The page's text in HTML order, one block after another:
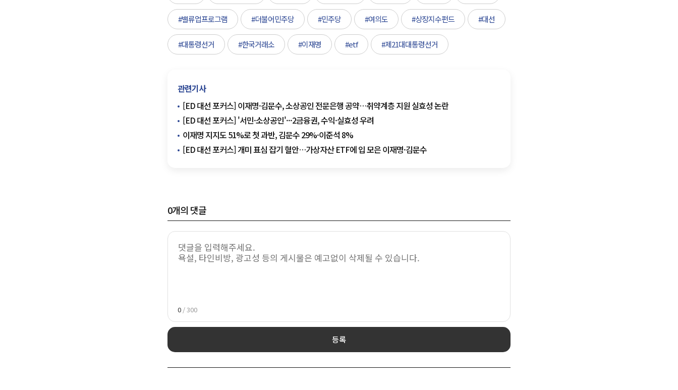
#밸류업프로그램 #더불어민주당 #민주당 #여의도 #상장지수펀드 #대선
#대통령선거 #한국거래소 #이재명 #etf #제21대대통령선거
관련기사
[ED 대선 포커스] 이재명·김문수, 소상공인 전문은행 공약…취약계층 지원 실효성 논란
[ED 대선 포커스] '서민·소상공인'···2금융권, 수익·실효성 우려
이재명 지지도 51%로 첫 과반, 김문수 29%·이준석 8%
[ED 대선 포커스] 개미 표심 잡기 혈안…가상자산 ETF에 입 모은 이재명·김문수
0개의 댓글
0 / 300
등록